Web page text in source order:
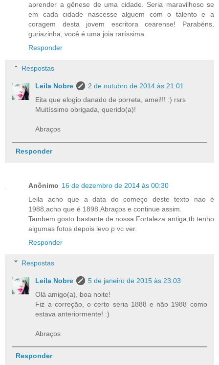
aprender a gênese de uma cidade. Seria maravilhoso se
em cada cidade nascesse alguem com o talento e a
coragem desta jovem escritora cearense! Parabéns,
guriazinha, você é uma joia raríssima.
Responder
Respostas
Leila Nobre
2 de outubro de 2014 às 21:01
Eita que elogio danado de porreta, amei!!! :) rsrs
Muitíssimo obrigada, querido(a)!
Abraços
Responder
Anônimo 16 de dezembro de 2014 às 00:30
Leila acho que a data do começo deste texto nao é
1988,acho que é 1898.Abraços e continue assim.
Tambem gosto bastante de nossa Fortaleza antiga,tb tenho
algumas fotos depois levo p vc ver.
Responder
Respostas
Leila Nobre
5 de janeiro de 2015 às 23:03
Olá amigo(a), boa noite!
Fiz a correção, o certo seria 1888 e não 1988 como
estava anteriormente! :)
Abraços
Responder